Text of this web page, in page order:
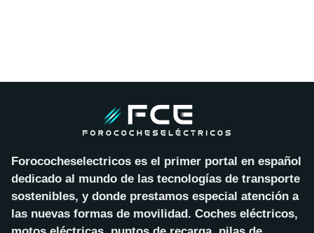
Forococheselectricos es el primer portal en español
dedicado al mundo de las tecnologías de transporte
sostenibles, y donde prestamos especial atención a
las nuevas formas de movilidad. Coches eléctricos,